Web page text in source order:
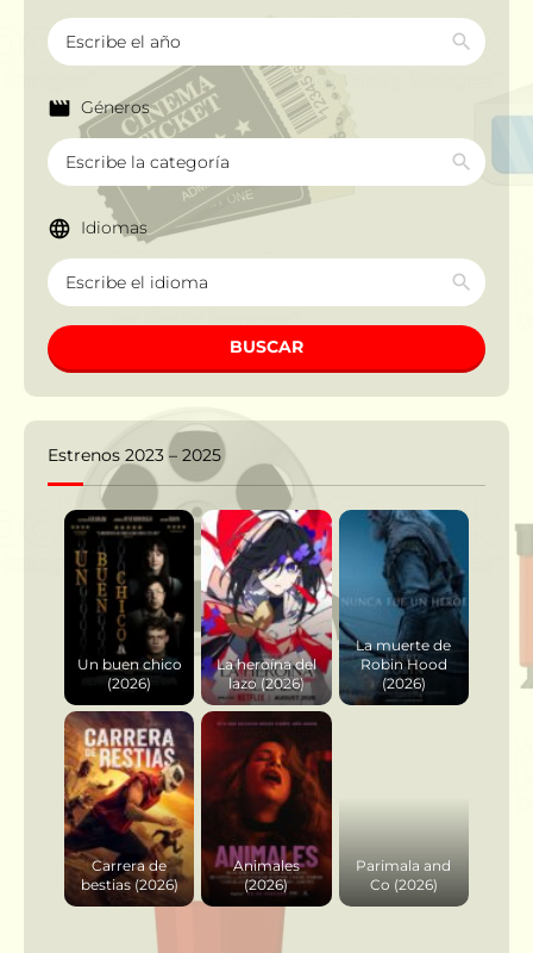
Géneros
Idiomas
BUSCAR
Estrenos 2023 – 2025
Un buen chico
(2026)
La heroína del
lazo (2026)
La muerte de
Robin Hood
(2026)
Carrera de
bestias (2026)
Animales
(2026)
Parimala and
Co (2026)